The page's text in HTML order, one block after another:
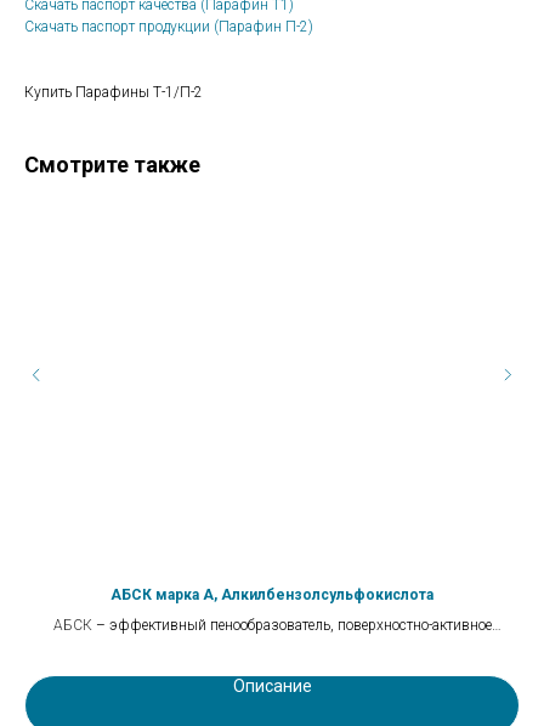
Скачать паспорт качества (Парафин Т1)
Скачать паспорт продукции (Парафин П-2)
Купить Парафины Т-1/П-2
Смотрите также
АБСК марка А, Алкилбензолсульфокислота
АБСК – эффективный пенообразователь, поверхностно-активное
Описание